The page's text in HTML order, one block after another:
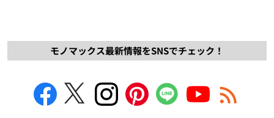
モノマックス最新情報をSNSでチェック！